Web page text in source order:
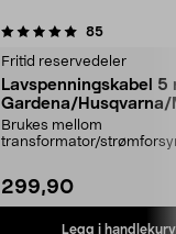
85
Fritid reservedeler
Lavspenningskabel 5
Gardena/Husqvarna/
ch/Flymo
Brukes mellom
transformator/
299,90
Legg i handlekurv
4.0 av 5 stjerner